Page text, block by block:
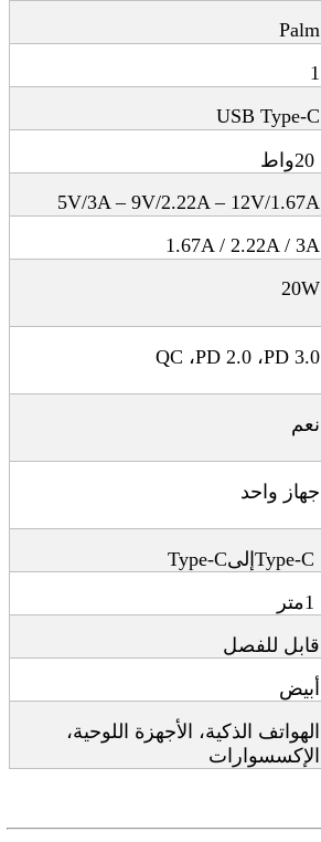
Palm
1
USB Type-C
20واط
5V/3A – 9V/2.22A – 12V/1.67A
1.67A / 2.22A / 3A
20W
PD 3.0،PD 2.0، QC
نعم
جهاز واحد
Type-CإلىType-C
1متر
قابل للفصل
أبيض
الهواتف الذكية، الأجهزة اللوحية،
الإكسسوارات